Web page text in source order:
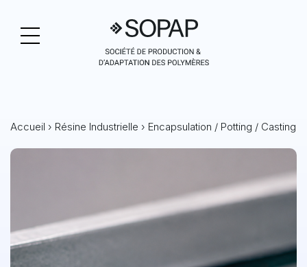
Accueil › Résine Industrielle › Encapsulation / Potting / Casting